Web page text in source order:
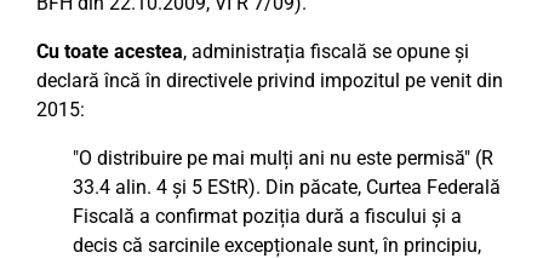
Cu toate acestea, administrația fiscală se opune și
declară încă în directivele privind impozitul pe venit din
2015:
"O distribuire pe mai mulți ani nu este permisă" (R
33.4 alin. 4 și 5 EStR). Din păcate, Curtea Federală
Fiscală a confirmat poziția dură a fiscului și a
decis că sarcinile excepționale sunt, în principiu,